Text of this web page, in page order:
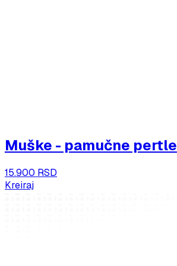
Muške - pamučne pertle
15.900 RSD
Kreiraj